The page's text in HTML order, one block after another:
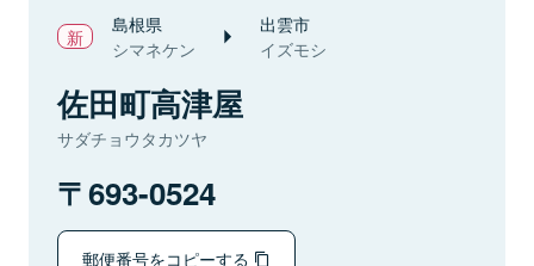
島根県
シマネケン
出雲市
イズモシ
佐田町高津屋
サダチョウタカツヤ
693-0524
郵便番号をコピーする